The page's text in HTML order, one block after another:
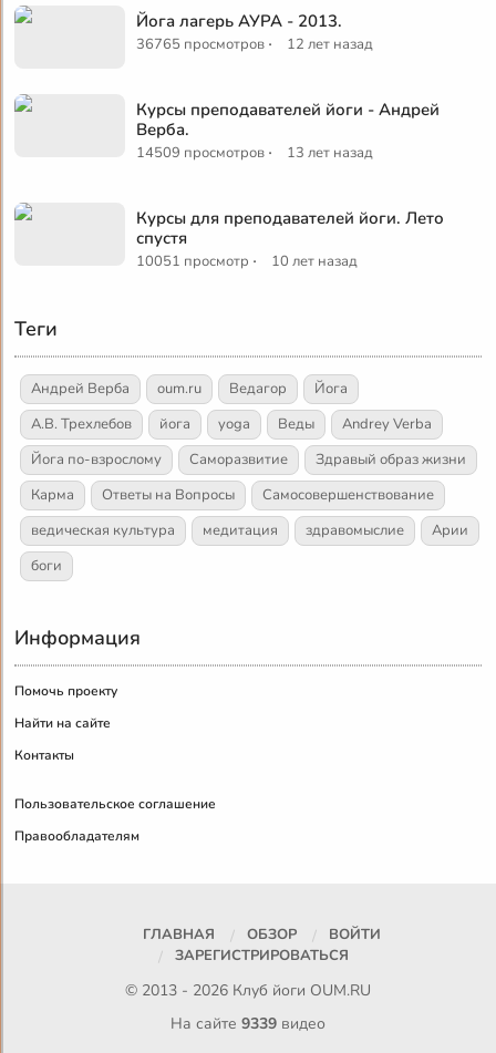
Йога лагерь АУРА - 2013.
36765 просмотров · 12 лет назад
Курсы преподавателей йоги - Андрей
Верба.
14509 просмотров · 13 лет назад
Курсы для преподавателей йоги. Лето
спустя
10051 просмотр · 10 лет назад
Теги
Андрей Верба oum.ru Ведагор
Йога
А.В. Трехлебов
йога yoga Веды
Andrey Verba
Йога по-взрослому
Саморазвитие
Здравый образ жизни
Карма
Ответы на Вопросы
Самосовершенствование
ведическая культура
медитация здравомыслие
Арии
боги
Информация
Помочь проекту
Найти на сайте
Контакты
Пользовательское соглашение
Правообладателям
ГЛАВНАЯ ОБЗОР
ВОЙТИ
ЗАРЕГИСТРИРОВАТЬСЯ
© 2013 - 2026 Клуб йоги OUM.RU
На сайте 9339видео